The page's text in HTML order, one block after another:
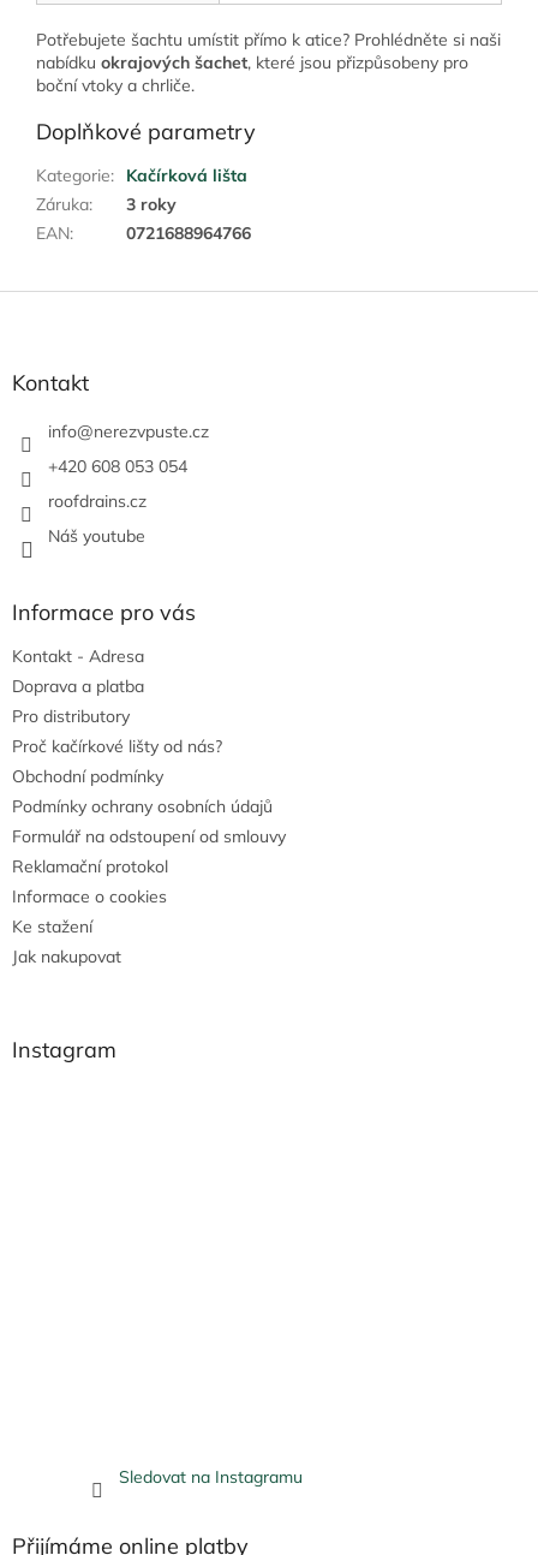
Potřebujete šachtu umístit přímo k atice? Prohlédněte si naši
nabídku okrajových šachet, které jsou přizpůsobeny pro
boční vtoky a chrliče.
Doplňkové parametry
Kategorie:
Kačírková lišta
Záruka:
3 roky
EAN: 0721688964766
Z
Kontakt
info@nerezvpuste.cz
+420 608 053 054
roofdrains.cz
Náš youtube
Informace pro vás
Kontakt - Adresa
Doprava a platba
Pro distributory
Proč kačírkové lišty od nás?
Obchodní podmínky
Podmínky ochrany osobních údajů
Formulář na odstoupení od smlouvy
Reklamační protokol
Informace o cookies
Ke stažení
Jak nakupovat
Instagram
Sledovat na Instagramu
Přijímáme online platby